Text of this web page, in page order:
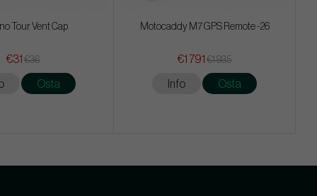
Tour Vent Cap
€31 €36
Osta
Motocaddy M7 GPS Remote -26
€1 791 €1 935
Info Osta